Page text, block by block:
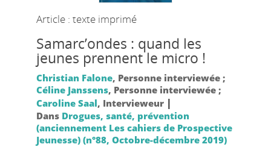
Article : texte imprimé
Samarc’ondes : quand les
jeunes prennent le micro !
Christian Falone, Personne interviewée ;
Céline Janssens, Personne interviewée ;
Caroline Saal, Intervieweur |
Dans Drogues, santé, prévention
(anciennement Les cahiers de Prospective
Jeunesse) (n°88, Octobre-décembre 2019)